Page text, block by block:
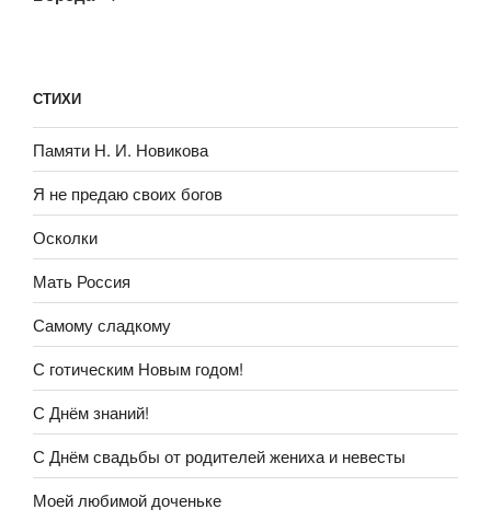
СТИХИ
Памяти Н. И. Новикова
Я не предаю своих богов
Осколки
Мать Россия
Самому сладкому
С готическим Новым годом!
С Днём знаний!
С Днём свадьбы от родителей жениха и невесты
Моей любимой доченьке